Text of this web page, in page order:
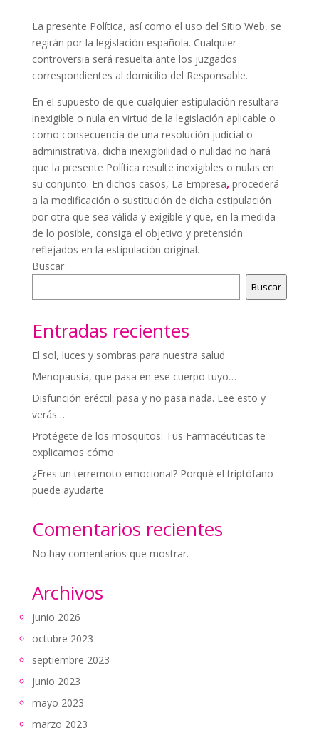
La presente Política, así como el uso del Sitio Web, se
regirán por la legislación española. Cualquier
controversia será resuelta ante los juzgados
correspondientes al domicilio del Responsable.
En el supuesto de que cualquier estipulación resultara
inexigible o nula en virtud de la legislación aplicable o
como consecuencia de una resolución judicial o
administrativa, dicha inexigibilidad o nulidad no hará
que la presente Política resulte inexigibles o nulas en
su conjunto. En dichos casos, La Empresa, procederá
a la modificación o sustitución de dicha estipulación
por otra que sea válida y exigible y que, en la medida
de lo posible, consiga el objetivo y pretensión
reflejados en la estipulación original.
Buscar
Buscar
Entradas recientes
El sol, luces y sombras para nuestra salud
Menopausia, que pasa en ese cuerpo tuyo…
Disfunción eréctil: pasa y no pasa nada. Lee esto y
verás…
Protégete de los mosquitos: Tus Farmacéuticas te
explicamos cómo
¿Eres un terremoto emocional? Porqué el triptófano
puede ayudarte
Comentarios recientes
No hay comentarios que mostrar.
Archivos
junio 2026
octubre 2023
septiembre 2023
junio 2023
mayo 2023
marzo 2023